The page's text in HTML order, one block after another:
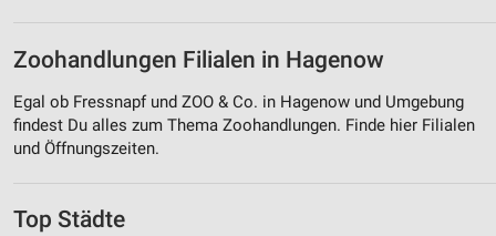
Zoohandlungen Filialen in Hagenow
Egal ob Fressnapf und ZOO & Co. in Hagenow und Umgebung
findest Du alles zum Thema Zoohandlungen. Finde hier Filialen
und Öffnungszeiten.
Top Städte